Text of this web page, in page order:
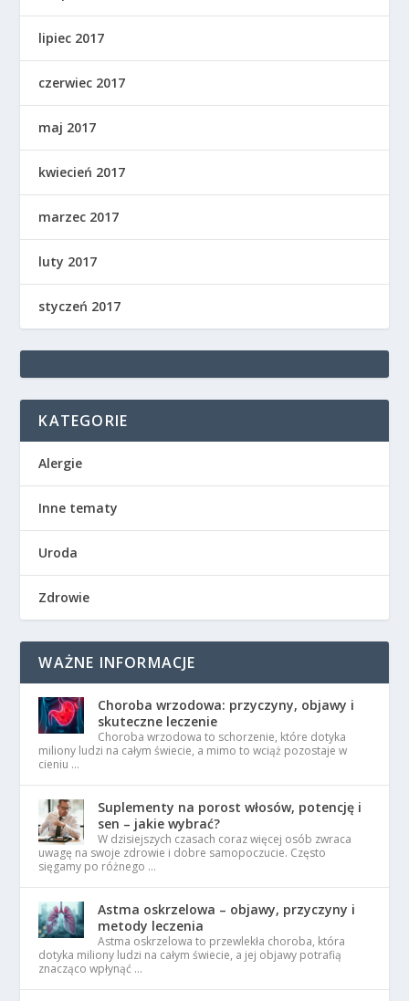
lipiec 2017
czerwiec 2017
maj 2017
kwiecień 2017
marzec 2017
luty 2017
styczeń 2017
KATEGORIE
Alergie
Inne tematy
Uroda
Zdrowie
WAŻNE INFORMACJE
Choroba wrzodowa: przyczyny, objawy i
skuteczne leczenie
Choroba wrzodowa to schorzenie, które dotyka
miliony ludzi na całym świecie, a mimo to wciąż pozostaje w
cieniu …
Suplementy na porost włosów, potencję i
sen – jakie wybrać?
W dzisiejszych czasach coraz więcej osób zwraca
uwagę na swoje zdrowie i dobre samopoczucie. Często
sięgamy po różnego …
Astma oskrzelowa – objawy, przyczyny i
metody leczenia
Astma oskrzelowa to przewlekła choroba, która
dotyka miliony ludzi na całym świecie, a jej objawy potrafią
znacząco wpłynąć …